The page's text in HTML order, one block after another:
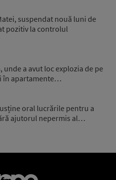
suspendat nouă luni de
pozitiv la controlul
a avut loc explozia de pe
în apartamente…
oral lucrările pentru a
ajutorul nepermis al…